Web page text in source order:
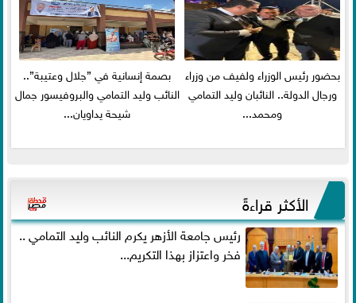
بحضور رئيس الوزراء ولفيف من وزراء
ورجال الدولة.. النائبان وليد التمامي
ومحمد...
بصمة إنسانية في ”جلال وعتيبة”..
النائب وليد التمامي والبروفيسور جمال
شيحة يداويان...
الأكثر قراءةً
رئيس جامعة الأزهر يكرم النائب وليد التمامي ..
فخر واعتزاز بهذا التكريم...